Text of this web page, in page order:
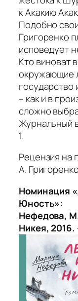
к Акакию
Подобно
Григоренко
исповедует
Кто виноват
окружающие
государство
– как и в
сложно
Журнальный
1.
Рецензия на
А.
Номинация
Юность»:
Нефедова,
Никея, 2016.